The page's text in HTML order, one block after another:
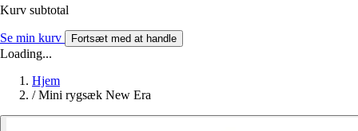
Kurv subtotal
Se min kurv Fortsæt med at handle
Loading...
Hjem
/ Mini rygsæk New Era